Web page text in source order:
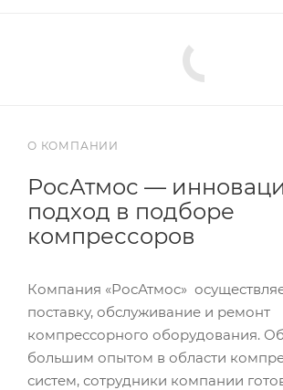
О КОМПАНИИ
РосАтмос —
подход в подборе
компрессоров
Компания «РосАтмос»
поставку, обслуживание и ремонт
компрессорного оборудования.
большим опытом в области
систем, сотрудники компании